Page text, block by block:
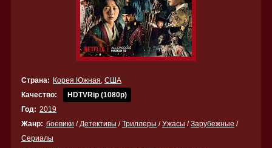
Страна: Корея Южная, США
Качество:
HDTVRip (1080p)
Год: 2019
Жанр: боевики /Детективы /Триллеры /Ужасы /Зарубежные /
Сериалы